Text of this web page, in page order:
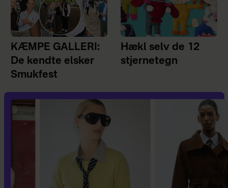
KÆMPE GALLERI:
De kendte elsker
Smukfest
Hækl selv de 12
stjernetegn